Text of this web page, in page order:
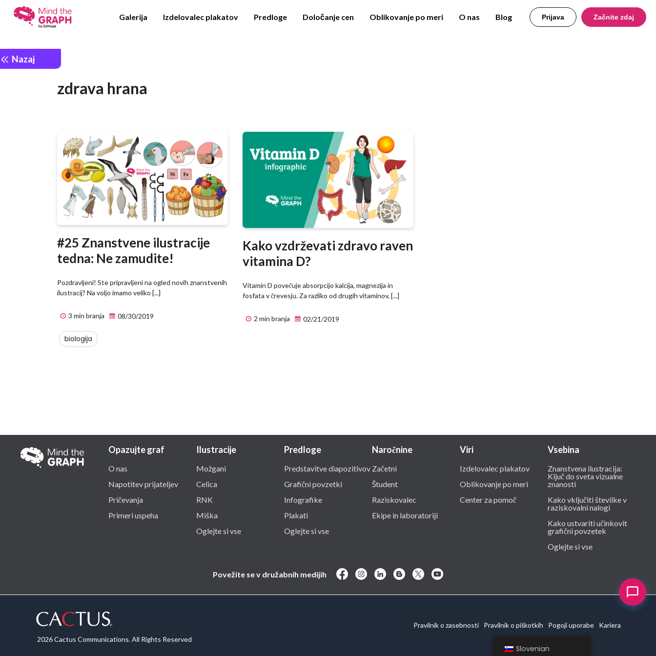
Galerija Izdelovalec plakatov Predloge Določanje cen Oblikovanje po meri O nas Blog Prijava Začnite zdaj
Nazaj
zdrava hrana
#25 Znanstvene ilustracije
tedna: Ne zamudite!
Pozdravljeni! Ste pripravljeni na ogled novih znanstvenih
ilustracij? Na voljo imamo veliko [...]
3 min branja 08/30/2019
biologija
Kako vzdrževati zdravo raven
vitamina D?
Vitamin D povečuje absorpcijo kalcija, magnezija in
fosfata v črevesju. Za razliko od drugih vitaminov, [...]
2 min branja 02/21/2019
Opazujte graf
O nas
Napotitev prijateljev
Pričevanja
Primeri uspeha
Ilustracije
Možgani
Celica
RNK
Miška
Oglejte si vse
Predloge
Predstavitve diapozitivov
Grafični povzetki
Infografike
Plakati
Oglejte si vse
Naročnine
Začetni
Študent
Raziskovalec
Ekipe in laboratoriji
Viri
Izdelovalec plakatov
Oblikovanje po meri
Center za pomoč
Vsebina
Znanstvena ilustracija:
Ključ do sveta vizualne
znanosti
Kako vključiti številke v
raziskovalni nalogi
Kako ustvariti učinkovit
grafični povzetek
Oglejte si vse
Povežite se v družabnih medijih
2026 Cactus Communications. All Rights Reserved
Pravilnik o zasebnosti Pravilnik o piškotkih Pogoji uporabe Kariera
Slovenian